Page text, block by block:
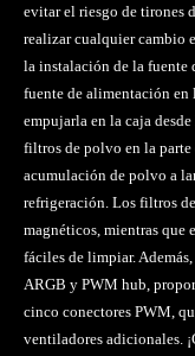
evitar el riesgo de tirones
realizar cualquier cambio
la instalación de la fuente
fuente de alimentación en
empujarla en la caja
filtros de polvo en la
acumulación de polvo a
refrigeración. Los filtros
magnéticos, mientras que
fáciles de limpiar.
ARGB y PWM hub,
cinco conectores PWM,
ventiladores adicionales.